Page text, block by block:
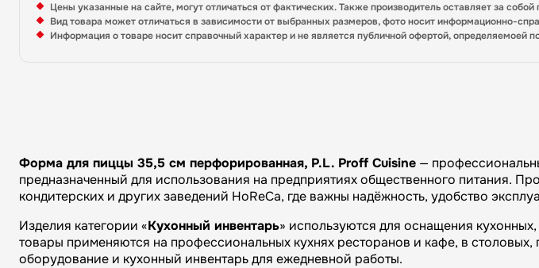
Цены указанные на сайте, могут отличаться от фактических. Также производитель оставляет за
Вид товара может отличаться в зависимости от выбранных размеров, фото носит информационно-
Информация о товаре носит справочный характер и не является публичной офертой,
Форма для пиццы 35,5 см перфорированная, P.L. Proff Cuisine —
предназначенный для использования на предприятиях общественного питания.
кондитерских и других заведений HoReCa, где важны надёжность, удобство
Изделия категории «Кухонный инвентарь» используются для оснащения
товары применяются на профессиональных кухнях ресторанов и кафе, в
оборудование и кухонный инвентарь для ежедневной работы.